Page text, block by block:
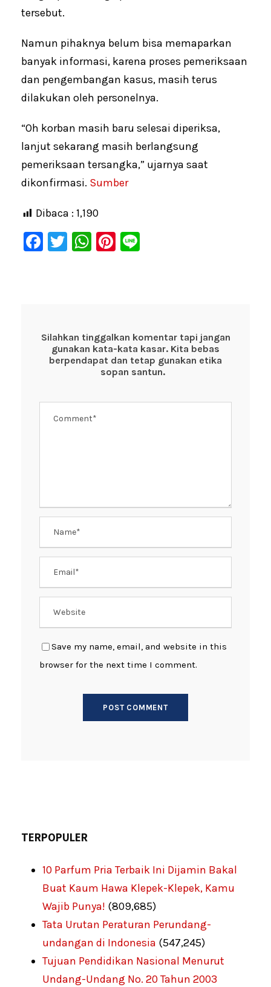
tersebut.
Namun pihaknya belum bisa memaparkan
banyak informasi, karena proses pemeriksaan
dan pengembangan kasus, masih terus
dilakukan oleh personelnya.
“Oh korban masih baru selesai diperiksa,
lanjut sekarang masih berlangsung
pemeriksaan tersangka,” ujarnya saat
dikonfirmasi. Sumber
Dibaca : 1,190
F
o
o
T
W
p
p
Pi
Silahkan tinggalkan komentar tapi jangan
gunakan kata-kata kasar. Kita bebas
berpendapat dan tetap gunakan etika
sopan santun.
Save my name, email, and website in this
browser for the next time I comment.
TERPOPULER
10 Parfum Pria Terbaik Ini Dijamin Bakal
Buat Kaum Hawa Klepek-Klepek, Kamu
Wajib Punya! (809,685)
Tata Urutan Peraturan Perundang-
undangan di Indonesia (547,245)
Tujuan Pendidikan Nasional Menurut
Undang-Undang No. 20 Tahun 2003